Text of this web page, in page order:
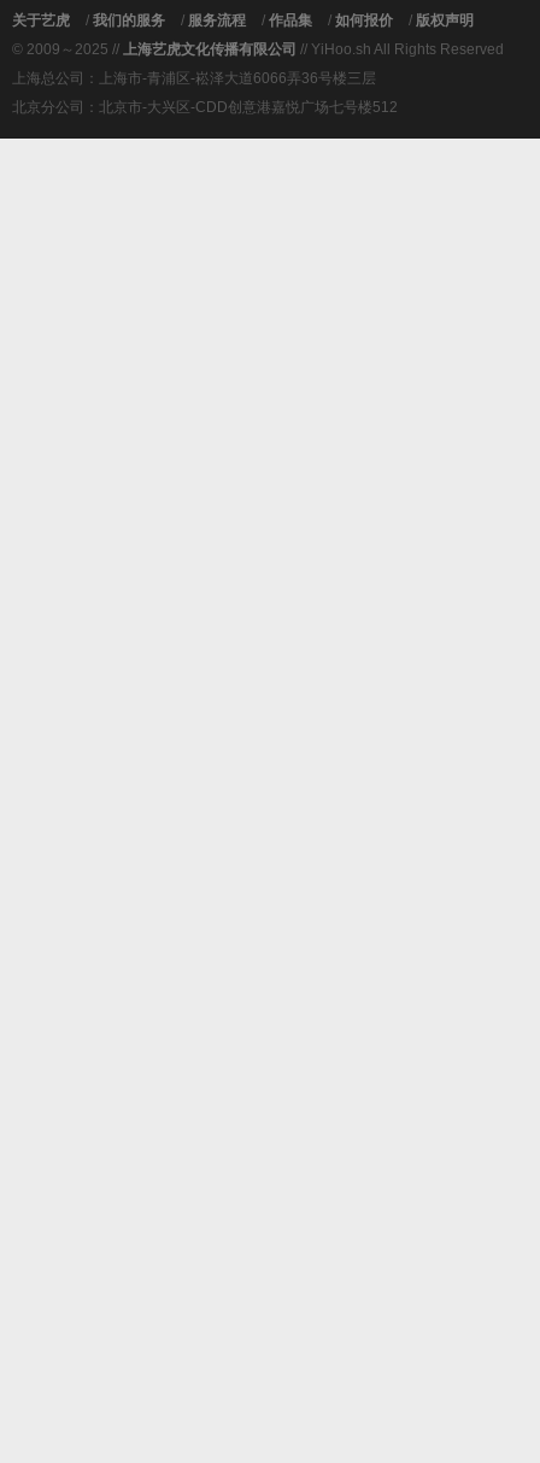
关于艺虎 / 我们的服务 / 服务流程 / 作品集 / 如何报价 / 版权声明
© 2009～2025 // 上海艺虎文化传播有限公司 // YiHoo.sh All Rights Reserved
上海总公司：上海市-青浦区-崧泽大道6066弄36号楼三层
北京分公司：北京市-大兴区-CDD创意港嘉悦广场七号楼512